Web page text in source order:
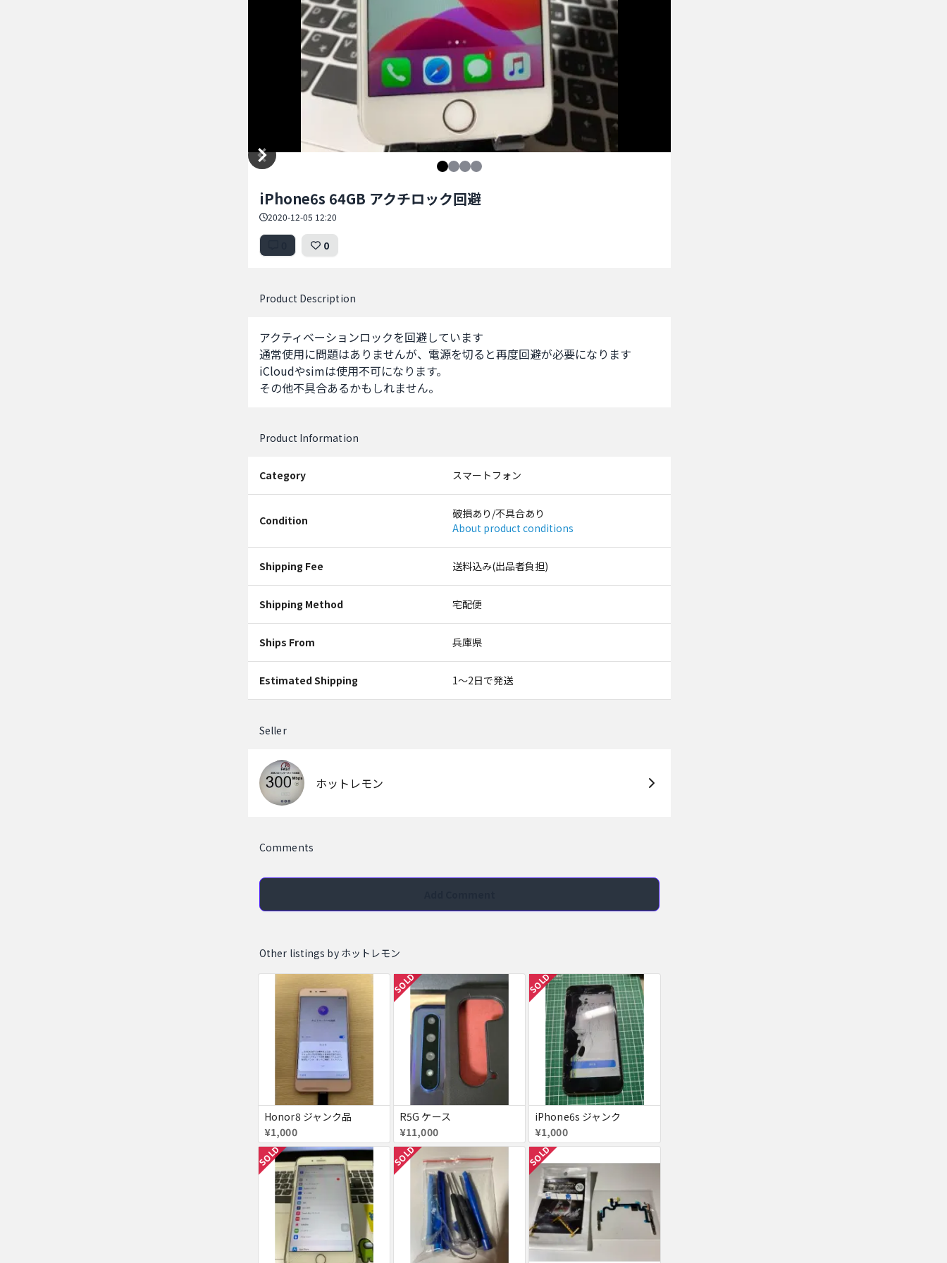
iPhone6s 64GB アクチロック回避
2020-12-05 12:20
0
Product Description
アクティベーションロックを回避しています
通常使用に問題はありませんが、電源を切ると再度回避が必要になります
iCloudやsimは使用不可になります。
その他不具合あるかもしれません。
Product Information
Category スマートフォン
Condition
破損あり/不具合あり
About product conditions
Shipping Fee 送料込み(出品者負担)
Shipping Method 宅配便
Ships From 兵庫県
Estimated Shipping 1〜2日で発送
Seller
ホットレモン
Comments
Other listings by ホットレモン
Honor8 ジャンク品
¥1,000
SOLD
R5G ケース
¥11,000
SOLD
iPhone6s ジャンク
¥1,000
SOLD SOLD SOLD